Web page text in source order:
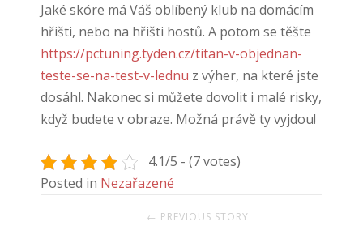
Jaké skóre má Váš oblíbený klub na domácím
hřišti, nebo na hřišti hostů. A potom se těšte
https://pctuning.tyden.cz/titan-v-objednan-
teste-se-na-test-v-lednu z výher, na které jste
dosáhl. Nakonec si můžete dovolit i malé risky,
když budete v obraze. Možná právě ty vyjdou!
4.1/5 - (7 votes)
Posted in Nezařazené
← PREVIOUS STORY